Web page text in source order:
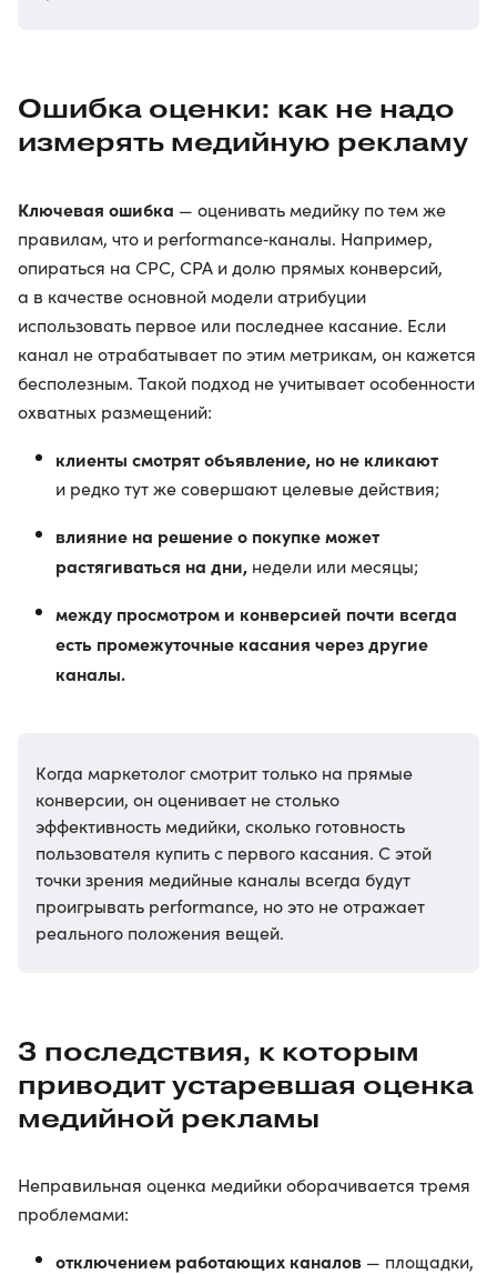
Ошибка оценки: как не надо
измерять медийную рекламу
Ключевая ошибка — оценивать медийку по тем же
правилам, что и performance‑каналы. Например,
опираться на CPC, CPA и долю прямых конверсий,
а в качестве основной модели атрибуции
использовать первое или последнее касание. Если
канал не отрабатывает по этим метрикам, он кажется
бесполезным. Такой подход не учитывает особенности
охватных размещений:
клиенты смотрят объявление, но не кликают
и редко тут же совершают целевые действия;
влияние на решение о покупке может
растягиваться на дни, недели или месяцы;
между просмотром и конверсией почти всегда
есть промежуточные касания через другие
каналы.
Когда маркетолог смотрит только на прямые
конверсии, он оценивает не столько
эффективность медийки, сколько готовность
пользователя купить с первого касания. С этой
точки зрения медийные каналы всегда будут
проигрывать performance, но это не отражает
реального положения вещей.
3 последствия, к которым
приводит устаревшая оценка
медийной рекламы
Неправильная оценка медийки оборачивается тремя
проблемами:
отключением работающих каналов — площадки,